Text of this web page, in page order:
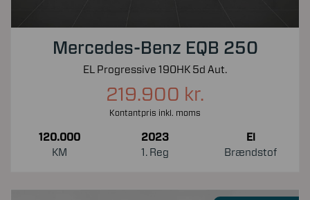
Mercedes-Benz EQB 250
EL Progressive 190HK 5d Aut.
219.900 kr.
Kontantpris inkl. moms
120.000
KM
2023
1. Reg
El
Brændstof